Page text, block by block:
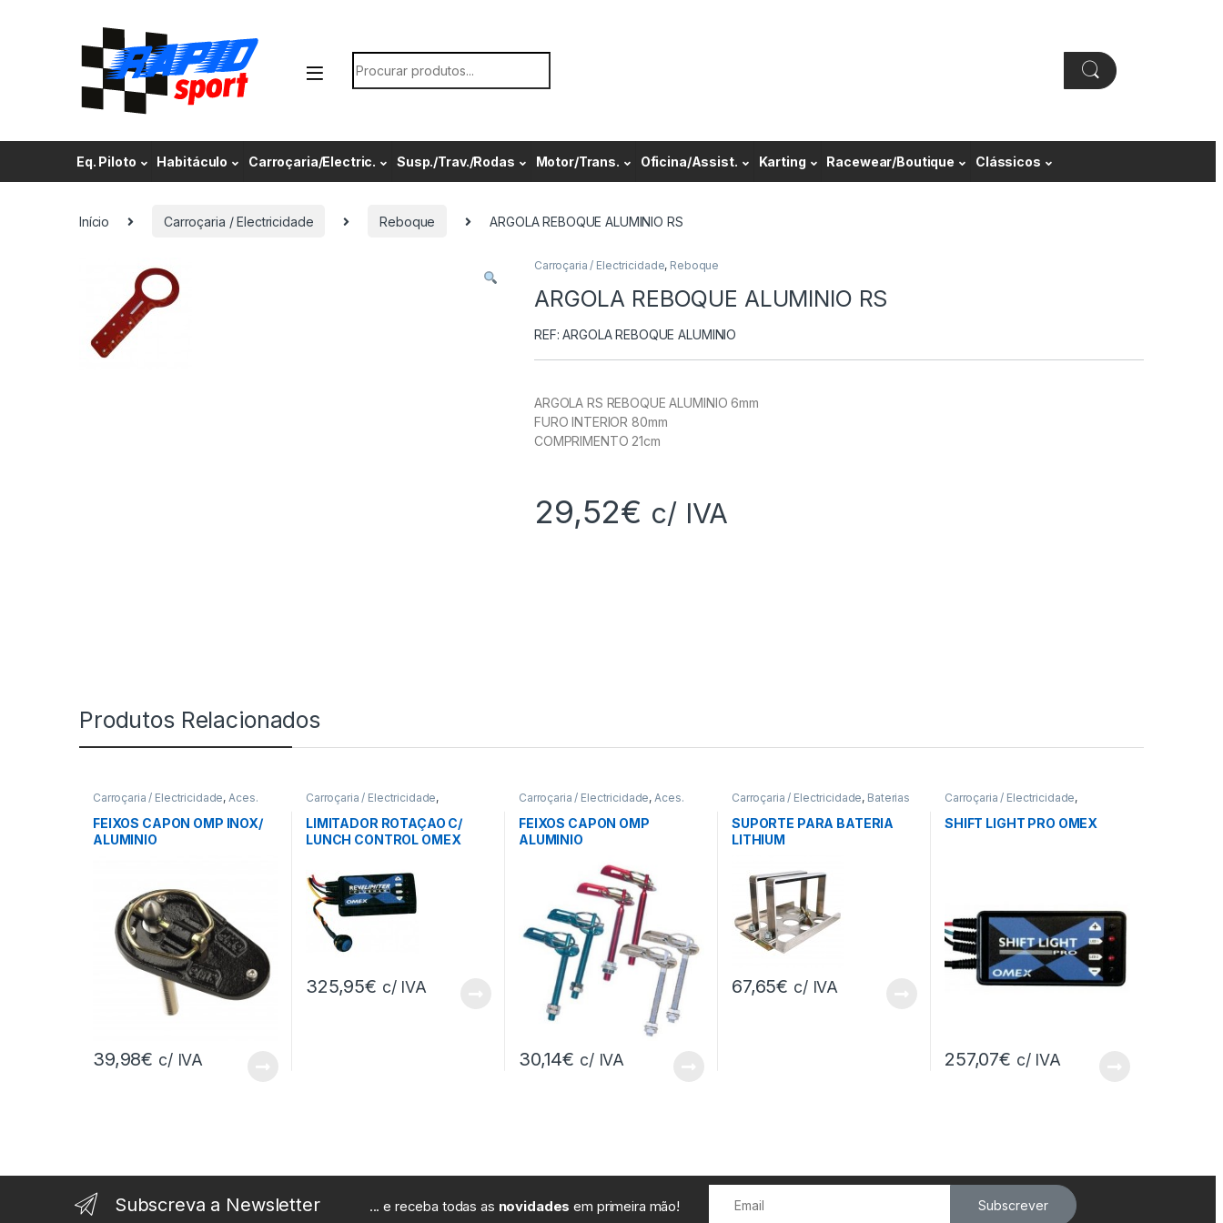
Search for:
Eq. Piloto Habitáculo Carroçaria/Electric. Susp./Trav./Rodas Motor/Trans. Oficina/Assist. Karting Racewear/Boutique Clássicos
Início Carroçaria / Electricidade Reboque ARGOLA REBOQUE ALUMINIO RS
Carroçaria / Electricidade, Reboque
ARGOLA REBOQUE ALUMINIO RS
REF: ARGOLA REBOQUE ALUMINIO
ARGOLA RS REBOQUE ALUMINIO 6mm
FURO INTERIOR 80mm
COMPRIMENTO 21cm
29,52€ c/ IVA
Produtos Relacionados
Carroçaria / Electricidade,Aces.
Fixação
FEIXOS CAPON OMP INOX/
ALUMINIO
39,98€ c/ IVA
Carroçaria / Electricidade,
Indicadores
LIMITADOR ROTAÇAO C/
LUNCH CONTROL OMEX
325,95€ c/ IVA
Carroçaria / Electricidade,Aces.
Fixação
FEIXOS CAPON OMP
ALUMINIO
30,14€ c/ IVA
Carroçaria / Electricidade, Baterias
SUPORTE PARA BATERIA
LITHIUM
67,65€ c/ IVA
Carroçaria / Electricidade,
Indicadores
SHIFT LIGHT PRO OMEX
257,07€ c/ IVA
Subscreva a Newsletter ... e receba todas as novidades em primeira mão! Subscrever